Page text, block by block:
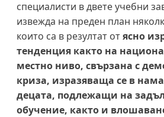
специалисти в двете учебни
извежда на преден план
които са в резултат отясно
тенденция както на
местно ниво, свързана с
криза, изразяваща се в
децата, подлежащи на
обучение, както и